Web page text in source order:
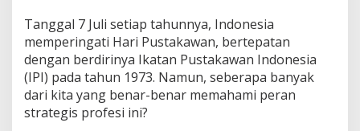
Tanggal 7 Juli setiap tahunnya, Indonesia
memperingati Hari Pustakawan, bertepatan
dengan berdirinya Ikatan Pustakawan Indonesia
(IPI) pada tahun 1973. Namun, seberapa banyak
dari kita yang benar-benar memahami peran
strategis profesi ini?